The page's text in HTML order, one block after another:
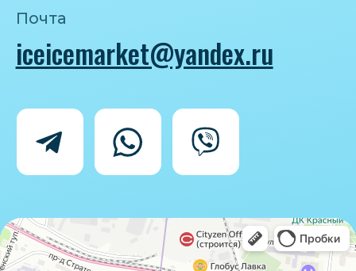
Политика конфиденциальности
Согласие на обработку персональных
данных